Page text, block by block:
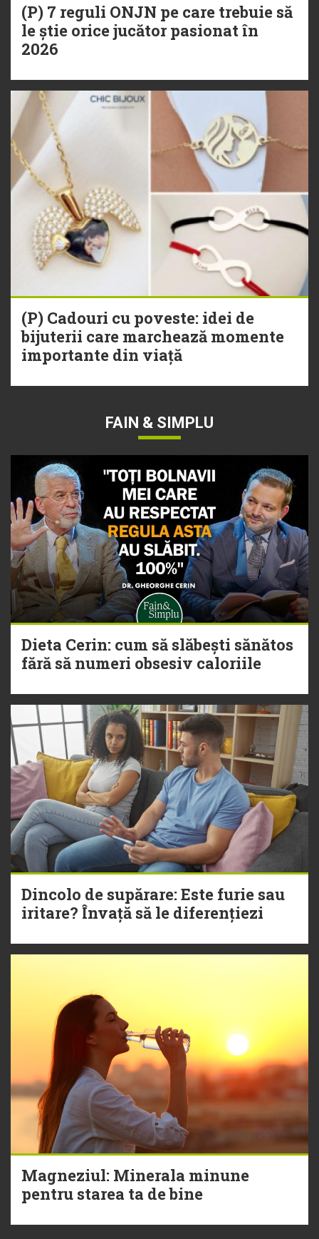
(P) 7 reguli ONJN pe care trebuie să
le știe orice jucător pasionat în
2026
(P) Cadouri cu poveste: idei de
bijuterii care marchează momente
importante din viață
FAIN & SIMPLU
Dieta Cerin: cum să slăbești sănătos
fără să numeri obsesiv caloriile
Dincolo de supărare: Este furie sau
iritare? Învață să le diferențiezi
Magneziul: Minerala minune
pentru starea ta de bine